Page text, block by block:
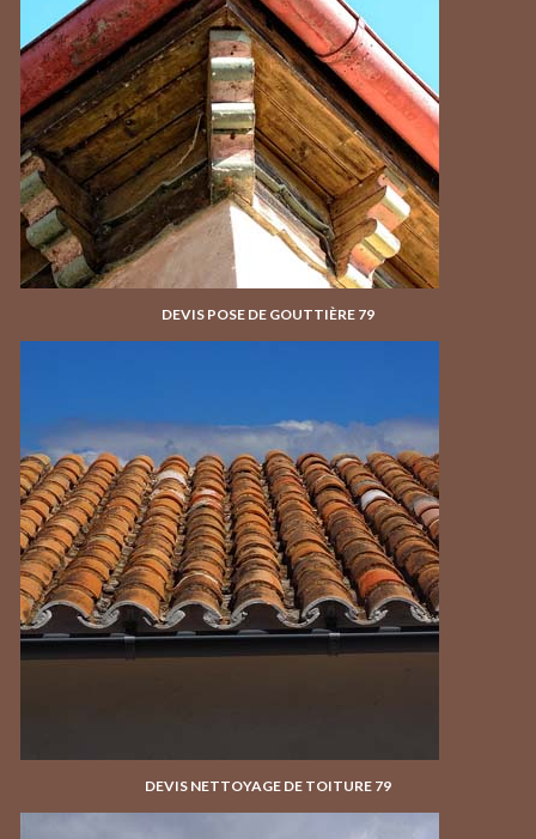
DEVIS POSE DE GOUTTIÈRE 79
DEVIS NETTOYAGE DE TOITURE 79